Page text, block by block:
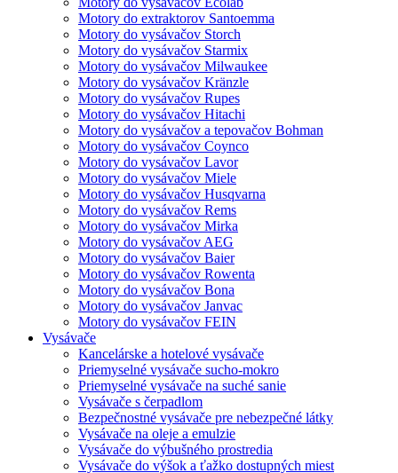
Motory do extraktorov Santoemma
Motory do vysávačov Storch
Motory do vysávačov Starmix
Motory do vysávačov Milwaukee
Motory do vysávačov Kränzle
Motory do vysávačov Rupes
Motory do vysávačov Hitachi
Motory do vysávačov a tepovačov Bohman
Motory do vysávačov Coynco
Motory do vysávačov Lavor
Motory do vysávačov Miele
Motory do vysávačov Husqvarna
Motory do vysávačov Rems
Motory do vysávačov Mirka
Motory do vysávačov AEG
Motory do vysávačov Baier
Motory do vysávačov Rowenta
Motory do vysávačov Bona
Motory do vysávačov Janvac
Motory do vysávačov FEIN
Vysávače
Kancelárske a hotelové vysávače
Priemyselné vysávače sucho-mokro
Priemyselné vysávače na suché sanie
Vysávače s čerpadlom
Bezpečnostné vysávače pre nebezpečné látky
Vysávače na oleje a emulzie
Vysávače do výbušného prostredia
Vysávače do výšok a ťažko dostupných miest